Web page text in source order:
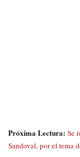
Próxima Lectura: Se
Sandoval, por el tema